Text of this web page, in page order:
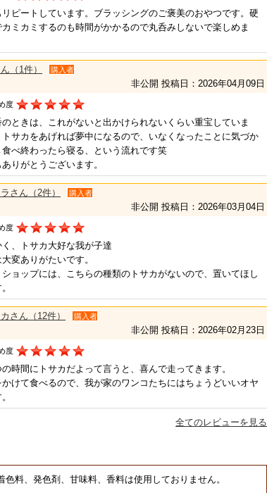
ピートしています。ブラッシングのご褒美のおやつです。硬
カミカミするのも時間がかかるので丸呑みしないで楽しめま
（1件） 購入者
非公開 投稿日：2026年04月09日
度
のときは、これがないと出かけられないくらい重宝していま
サカをあげれば夢中になるので、いなくなったことに気づか
べ終わったら寝る、という流れです笑
りがとうございます。
さん（2件） 購入者
非公開 投稿日：2026年03月04日
度
く、トサカ大好な我が子達
変ありがたいです。
ョップには、こちらの種類のトサカがないので、置いてほし
さん（12件） 購入者
非公開 投稿日：2026年02月23日
度
の時間にトサカだよって言うと、喜んで走ってきます。
けて食べるので、我が家のワンコたちにはちょうどいいオヤ
全てのレビューを見る
料、発色剤、甘味料、香料は使用しておりません。